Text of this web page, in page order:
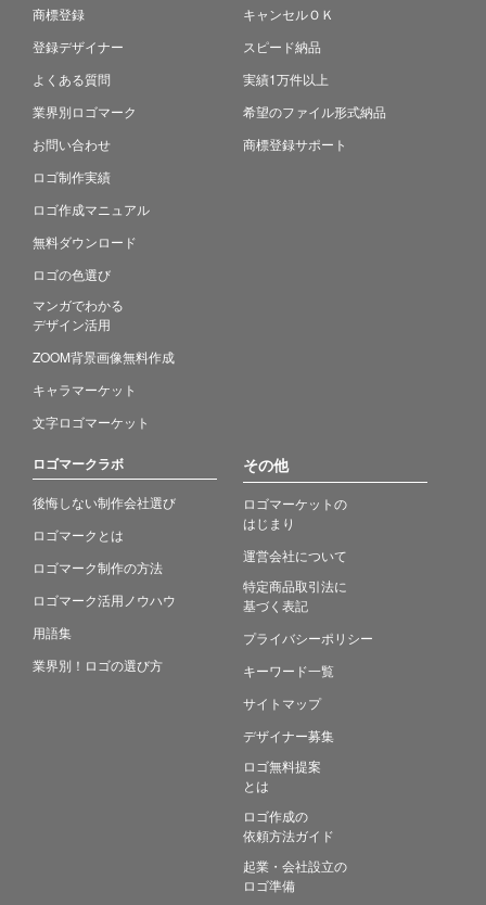
商標登録
登録デザイナー
よくある質問
業界別ロゴマーク
お問い合わせ
ロゴ制作実績
ロゴ作成マニュアル
無料ダウンロード
ロゴの色選び
マンガでわかる
デザイン活用
ZOOM背景画像無料作成
キャラマーケット
文字ロゴマーケット
キャンセルＯＫ
スピード納品
実績1万件以上
希望のファイル形式納品
商標登録サポート
ロゴマークラボ
後悔しない制作会社選び
ロゴマークとは
ロゴマーク制作の方法
ロゴマーク活用ノウハウ
用語集
業界別！ロゴの選び方
その他
ロゴマーケットの
はじまり
運営会社について
特定商品取引法に
基づく表記
プライバシーポリシー
キーワード一覧
サイトマップ
デザイナー募集
ロゴ無料提案
とは
ロゴ作成の
依頼方法ガイド
起業・会社設立の
ロゴ準備